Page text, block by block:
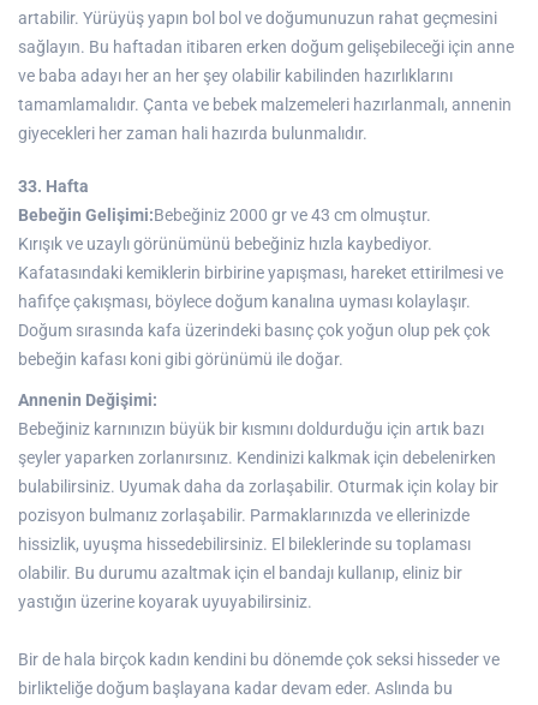
artabilir. Yürüyüş yapın bol bol ve doğumunuzun rahat geçmesini
sağlayın. Bu haftadan itibaren erken doğum gelişebileceği için anne
ve baba adayı her an her şey olabilir kabilinden hazırlıklarını
tamamlamalıdır. Çanta ve bebek malzemeleri hazırlanmalı, annenin
giyecekleri her zaman hali hazırda bulunmalıdır.
33. Hafta
Bebeğin Gelişimi:Bebeğiniz 2000 gr ve 43 cm olmuştur.
Kırışık ve uzaylı görünümünü bebeğiniz hızla kaybediyor.
Kafatasındaki kemiklerin birbirine yapışması, hareket ettirilmesi ve
hafifçe çakışması, böylece doğum kanalına uyması kolaylaşır.
Doğum sırasında kafa üzerindeki basınç çok yoğun olup pek çok
bebeğin kafası koni gibi görünümü ile doğar.
Annenin Değişimi:
Bebeğiniz karnınızın büyük bir kısmını doldurduğu için artık bazı
şeyler yaparken zorlanırsınız. Kendinizi kalkmak için debelenirken
bulabilirsiniz. Uyumak daha da zorlaşabilir. Oturmak için kolay bir
pozisyon bulmanız zorlaşabilir. Parmaklarınızda ve ellerinizde
hissizlik, uyuşma hissedebilirsiniz. El bileklerinde su toplaması
olabilir. Bu durumu azaltmak için el bandajı kullanıp, eliniz bir
yastığın üzerine koyarak uyuyabilirsiniz.
Bir de hala birçok kadın kendini bu dönemde çok seksi hisseder ve
birlikteliğe doğum başlayana kadar devam eder. Aslında bu